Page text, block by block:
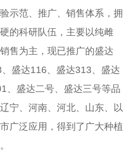
示范、推广、销售体系，拥
的科研队伍，主要以纯雌
售为主，现已推广的盛达
盛达116、盛达313、盛达
、盛达二号、盛达三号等品
宁、河南、河北、山东、以
广泛应用，得到了广大种植